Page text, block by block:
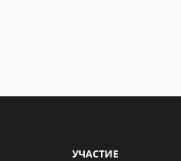
УЧАСТИЕ